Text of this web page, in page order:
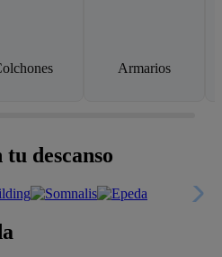
Armarios
descanso